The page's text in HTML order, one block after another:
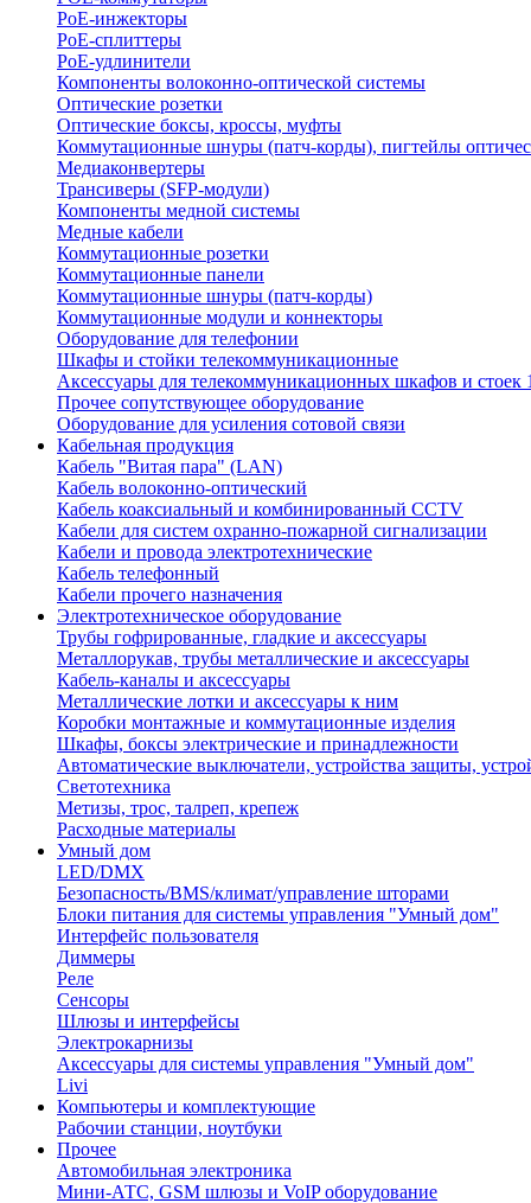
PoE-инжекторы
PoE-сплиттеры
PoE-удлинители
Компоненты волоконно-оптической системы
Оптические розетки
Оптические боксы, кроссы, муфты
Коммутационные шнуры (патч-корды), пигтейлы
Медиаконвертеры
Трансиверы (SFP-модули)
Компоненты медной системы
Медные кабели
Коммутационные розетки
Коммутационные панели
Коммутационные шнуры (патч-корды)
Коммутационные модули и коннекторы
Оборудование для телефонии
Шкафы и стойки телекоммуникационные
Аксессуары для телекоммуникационных шкафов и стоек
Прочее сопутствующее оборудование
Оборудование для усиления сотовой связи
Кабельная продукция
Кабель "Витая пара" (LAN)
Кабель волоконно-оптический
Кабель коаксиальный и комбинированный CCTV
Кабели для систем охранно-пожарной сигнализации
Кабели и провода электротехнические
Кабель телефонный
Кабели прочего назначения
Электротехническое оборудование
Трубы гофрированные, гладкие и аксессуары
Металлорукав, трубы металлические и аксессуары
Кабель-каналы и аксессуары
Металлические лотки и аксессуары к ним
Коробки монтажные и коммутационные изделия
Шкафы, боксы электрические и принадлежности
Автоматические выключатели, устройства защиты,
Светотехника
Метизы, трос, талреп, крепеж
Расходные материалы
Умный дом
LED/DMX
Безопасность/BMS/климат/управление шторами
Блоки питания для системы управления "Умный дом"
Интерфейс пользователя
Диммеры
Реле
Сенсоры
Шлюзы и интерфейсы
Электрокарнизы
Аксессуары для системы управления "Умный дом"
Livi
Компьютеры и комплектующие
Рабочии станции, ноутбуки
Прочее
Автомобильная электроника
Мини-АТС, GSM шлюзы и VoIP оборудование